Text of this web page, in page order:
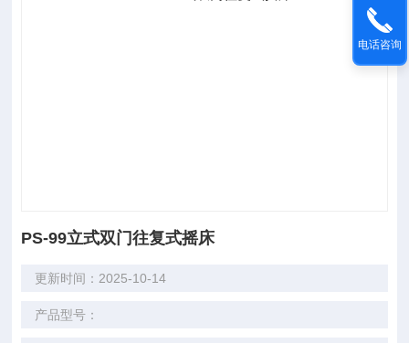
PS-99立式双门往复式摇床
更新时间：2025-10-14
产品型号：
电话咨询